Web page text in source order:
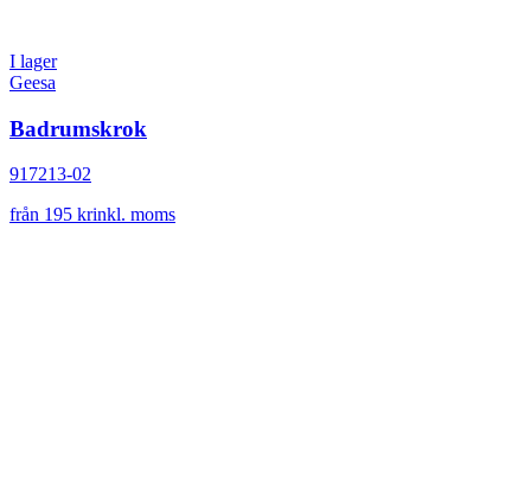
I lager
Geesa
Badrumskrok
917213-02
från 195 krinkl. moms